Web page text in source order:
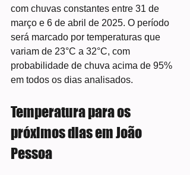
com chuvas constantes entre 31 de
março e 6 de abril de 2025. O período
será marcado por temperaturas que
variam de 23°C a 32°C, com
probabilidade de chuva acima de 95%
em todos os dias analisados.
Temperatura para os
próximos dias em João
Pessoa